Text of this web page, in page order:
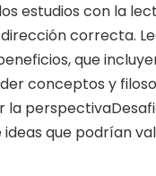
estudios con la
correcta.
que
conceptos y
la
que podrían